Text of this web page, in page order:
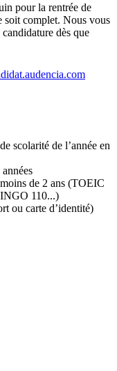
pour la rentrée de
soit complet. Nous vous
dès que
scolarité de l’année en
de 2 ans (TOEIC
110...)
ou carte d’identité)